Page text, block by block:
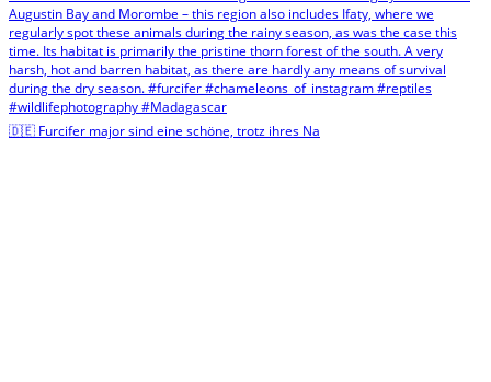
🇩🇪 Furcifer major sind eine schöne, trotz ihres Na